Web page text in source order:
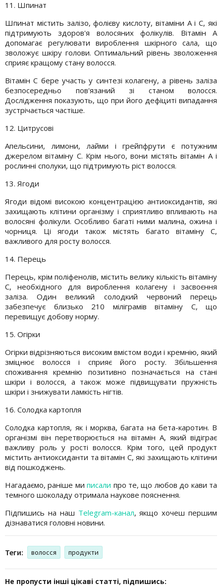
11. Шпинат
Шпинат містить залізо, фолієву кислоту, вітаміни A і C, які
підтримують здоров'я волосяних фолікулів. Вітамін A
допомагає регулювати вироблення шкірного сала, що
зволожує шкіру голови. Оптимальний рівень зволоження
сприяє кращому стану волосся.
Вітамін C бере участь у синтезі колагену, а рівень заліза
безпосередньо пов'язаний зі станом волосся.
Дослідження показують, що при його дефіциті випадання
зустрічається частіше.
12. Цитрусові
Апельсини, лимони, лайми і грейпфрути є потужним
джерелом вітаміну C. Крім нього, вони містять вітамін A і
рослинні сполуки, що підтримують ріст волосся.
13. Ягоди
Ягоди відомі високою концентрацією антиоксидантів, які
захищають клітини організму і сприятливо впливають на
волосяні фолікули. Особливо багаті ними малина, ожина і
чорниця. Ці ягоди також містять багато вітаміну C,
важливого для росту волосся.
14. Перець
Перець, крім поліфенолів, містить велику кількість вітаміну
С, необхідного для вироблення колагену і засвоєння
заліза. Один великий солодкий червоний перець
забезпечує близько 210 міліграмів вітаміну С, що
перевищує добову норму.
15. Огірки
Огірки відрізняються високим вмістом води і кремнію, який
зміцнює волосся і сприяє його росту. Збільшення
споживання кремнію позитивно позначається на стані
шкіри і волосся, а також може підвищувати пружність
шкіри і знижувати ламкість нігтів.
16. Солодка картопля
Солодка картопля, як і морква, багата на бета-каротин. В
організмі він перетворюється на вітамін A, який відіграє
важливу роль у рості волосся. Крім того, цей продукт
містить антиоксиданти та вітамін C, які захищають клітини
від пошкоджень.
Нагадаємо, раніше миписали про те, що любов до кави та
темного шоколаду отримала наукове пояснення.
Підпишись на наш Telegram-канал, якщо хочеш першим
дізнаватися головні новини.
Теги: волосся продукти
Не пропусти інші цікаві статті, підпишись: